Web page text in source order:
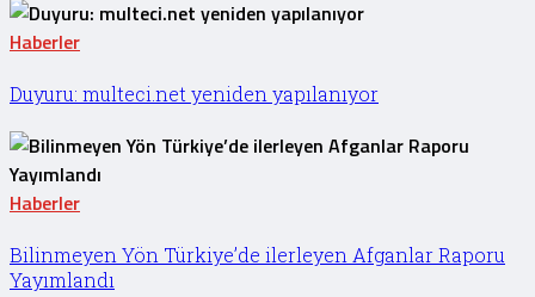
Haberler
Duyuru: multeci.net yeniden yapılanıyor
Haberler
Bilinmeyen Yön Türkiye’de ilerleyen Afganlar Raporu
Yayımlandı